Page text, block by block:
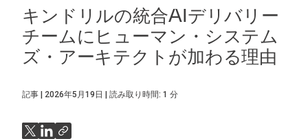
キンドリルの統合AIデリバリー
チームにヒューマン・システム
ズ・アーキテクトが加わる理由
記事 2026年5月19日 読み取り時間: 1 分